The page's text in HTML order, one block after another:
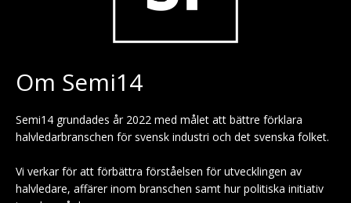
Om Semi14
Semi14 grundades år 2022 med målet att bättre förklara
halvledarbranschen för svensk industri och det svenska folket.
Vi verkar för att förbättra förståelsen för utvecklingen av
halvledare, affärer inom branschen samt hur politiska initiativ